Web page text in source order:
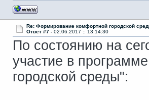
Re: Формирование комфортной городской
Ответ #7 - 02.06.2017 :: 13:14:30
По состоянию на
участие в
городской среды":